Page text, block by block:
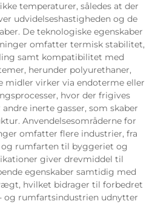
temperaturer, således at der
udvidelseshastigheden og de
De teknologiske egenskaber
omfatter termisk stabilitet,
samt kompatibilitet med
herunder polyurethaner,
midler virker via endoterme eller
hvor der frigives
inerte gasser, som skaber
Anvendelsesområderne for
omfatter flere industrier, fra
rumfarten til byggeriet og
giver drevmiddel til
egenskaber samtidig med
hvilket bidrager til forbedret
rumfartsindustrien udnytter